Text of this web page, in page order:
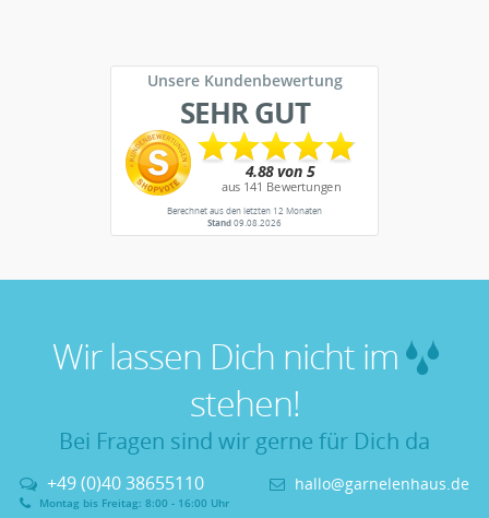
Unsere Kundenbewertung
SEHR GUT
Berechnet aus den letzten 12 Monaten
Stand09.08.2026
Wir lassen Dich nicht im
stehen!
Bei Fragen sind wir gerne für Dich da
+49 (0)40 38655110
Montag bis Freitag: 8:00 - 16:00 Uhr
hallo@garnelenhaus.de